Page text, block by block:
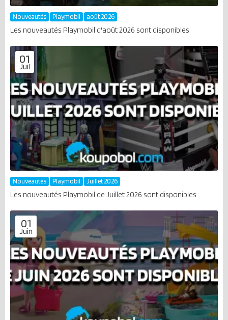
Nouveautés Playmobil août 2026
Les nouveautés Playmobil d'août 2026 sont disponibles
01
Juil
Nouveautés Playmobil Juillet 2026
Les nouveautés Playmobil de Juillet 2026 sont disponibles
01
Juin